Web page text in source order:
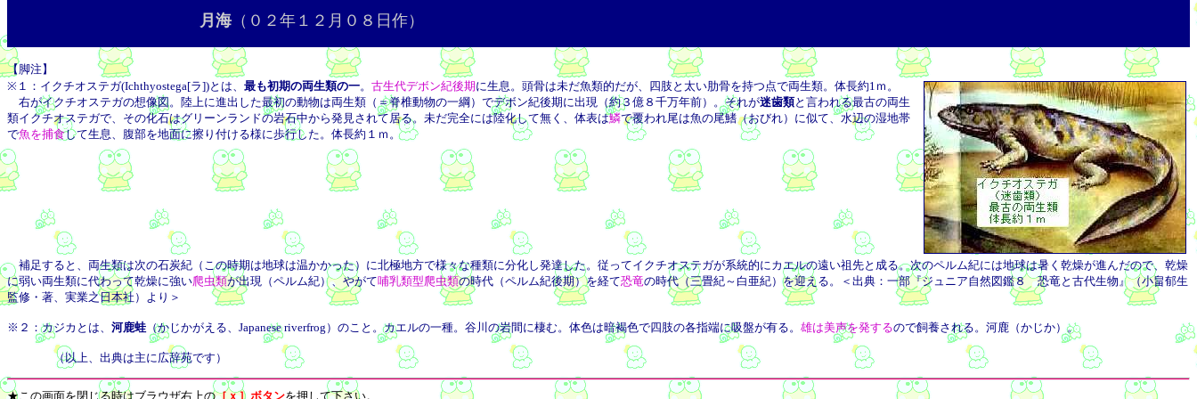
月海 （０２年１２月０８日作）
【脚注】
※１：イクチオステガ(Ichthyostega[ラ])とは、 最も初期の両生類の一。 古生代デボン紀後期に生息。頭骨は未だ魚類的だが、四肢と太い肋骨を持つ点で両生類。体長約1ｍ。
右がイクチオステガの想像図。陸上に進出した最初の動物は両生類（＝脊椎動物の一綱）でデボン紀後期に出現（約３億８千万年前）。それが迷歯類と言われる最古の両生
類イクチオステガで、その化石はグリーンランドの岩石中から発見されて居る。未だ完全には陸化して無く、体表は鱗で覆われ尾は魚の尾鰭（おびれ）に似て、水辺の湿地帯
で魚を捕食して生息、腹部を地面に擦り付ける様に歩行した。体長約１ｍ。
補足すると、両生類は次の石炭紀（この時期は地球は温かかった）に北極地方で様々な種類に分化し発達した。従ってイクチオステガが系統的にカエルの遠い祖先と成る。次のペルム紀には地球は暑く乾燥が進んだので、乾燥
に弱い両生類に代わって乾燥に強い爬虫類が出現（ペルム紀）、やがて哺乳類型爬虫類の時代（ペルム紀後期）を経て恐竜の時代（三畳紀～白亜紀）を迎える。＜出典：一部『ジュニア自然図鑑８ 恐竜と古代生物』（小畠郁生
監修・著、実業之日本社）より＞
※２：カジカとは、 河鹿蛙 （かじかがえる、Japanese riverfrog）のこと。カエルの一種。谷川の岩間に棲む。体色は暗褐色で四肢の各指端に吸盤が有る。 雄は美声を発するので飼養される。河鹿（かじか）。
（以上、出典は主に広辞苑です）
★この画面を閉じる時はブラウザ右上の［ｘ］ボタンを押して下さい。